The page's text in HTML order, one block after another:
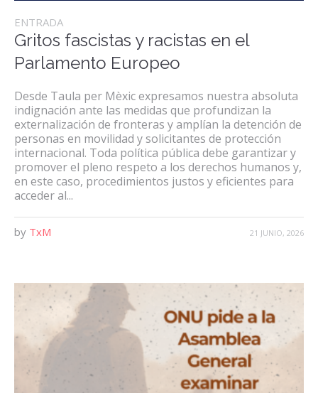
ENTRADA
Gritos fascistas y racistas en el
Parlamento Europeo
Desde Taula per Mèxic expresamos nuestra absoluta
indignación ante las medidas que profundizan la
externalización de fronteras y amplían la detención de
personas en movilidad y solicitantes de protección
internacional. Toda política pública debe garantizar y
promover el pleno respeto a los derechos humanos y,
en este caso, procedimientos justos y eficientes para
acceder al...
21 JUNIO, 2026
by TxM